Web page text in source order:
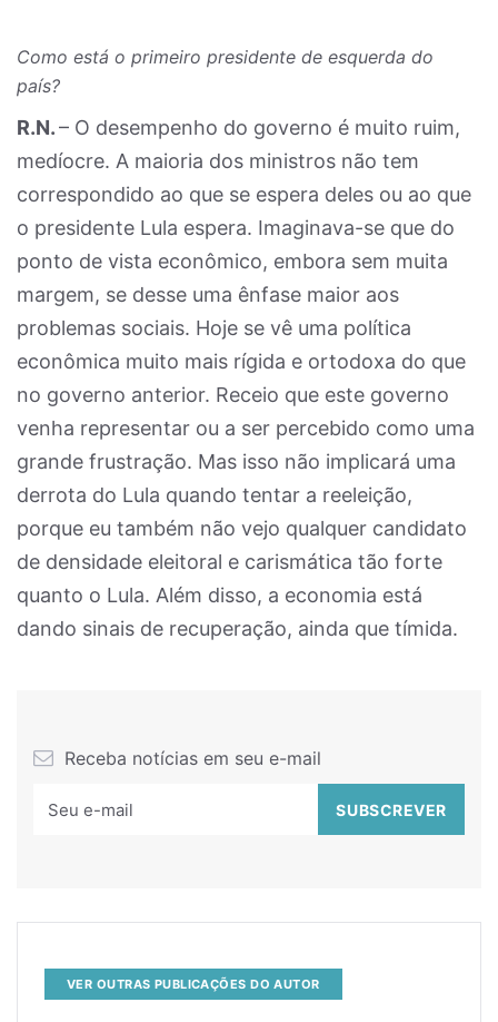
Como está o primeiro presidente de esquerda do
país?
R.N.– O desempenho do governo é muito ruim,
medíocre. A maioria dos ministros não tem
correspondido ao que se espera deles ou ao que
o presidente Lula espera. Imaginava-se que do
ponto de vista econômico, embora sem muita
margem, se desse uma ênfase maior aos
problemas sociais. Hoje se vê uma política
econômica muito mais rígida e ortodoxa do que
no governo anterior. Receio que este governo
venha representar ou a ser percebido como uma
grande frustração. Mas isso não implicará uma
derrota do Lula quando tentar a reeleição,
porque eu também não vejo qualquer candidato
de densidade eleitoral e carismática tão forte
quanto o Lula. Além disso, a economia está
dando sinais de recuperação, ainda que tímida.
Receba notícias em seu e-mail
VER OUTRAS PUBLICAÇÕES DO AUTOR